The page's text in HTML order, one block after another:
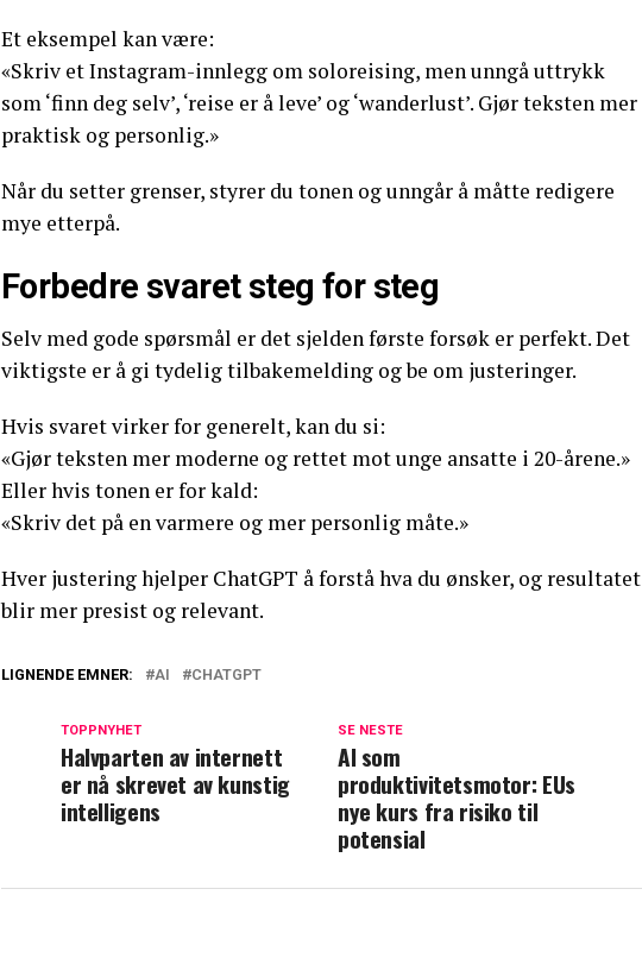
Et eksempel kan være:
«Skriv et Instagram-innlegg om soloreising, men unngå uttrykk
som ‘finn deg selv’, ‘reise er å leve’ og ‘wanderlust’. Gjør teksten mer
praktisk og personlig.»
Når du setter grenser, styrer du tonen og unngår å måtte redigere
mye etterpå.
Forbedre svaret steg for steg
Selv med gode spørsmål er det sjelden første forsøk er perfekt. Det
viktigste er å gi tydelig tilbakemelding og be om justeringer.
Hvis svaret virker for generelt, kan du si:
«Gjør teksten mer moderne og rettet mot unge ansatte i 20-årene.»
Eller hvis tonen er for kald:
«Skriv det på en varmere og mer personlig måte.»
Hver justering hjelper ChatGPT å forstå hva du ønsker, og resultatet
blir mer presist og relevant.
LIGNENDE EMNER: AI CHATGPT
SE NESTE
AI som
produktivitetsmotor: EUs
nye kurs fra risiko til
potensial
TOPPNYHET
Halvparten av internett
er nå skrevet av kunstig
intelligens